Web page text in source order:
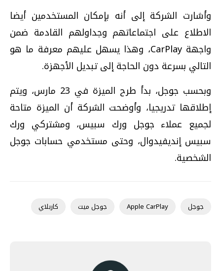
وأشارت الشركة إلى أنه بإمكان المستخدمين أيضا
الاطلاع على اجتماعاتهم وجداولهم القادمة ضمن
واجهة CarPlay، وهذا يسهل عليهم معرفة ما هو
التالي بسرعة دون الحاجة إلى تبديل الأجهزة.
وبحسب جوجل، بدأ طرح الميزة في 23 مارس، ويتم
إطلاقها تدريجيا، وأوضحت الشركة أن الميزة متاحة
لجميع عملاء جوجل ورك سبيس، ومشتركي ورك
سبيس إنديفيدوال، وحتى مستخدمي حسابات جوجل
الشخصية.
جوجل Apple CarPlay جوجل ميت كاربلاي